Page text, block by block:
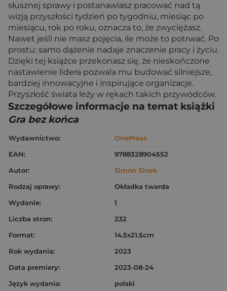
słusznej sprawy i postanawiasz pracować nad tą
wizją przyszłości tydzień po tygodniu, miesiąc po
miesiącu, rok po roku, oznacza to, że zwyciężasz.
Nawet jeśli nie masz pojęcia, ile może to potrwać. Po
prostu: samo dążenie nadaje znaczenie pracy i życiu.
Dzięki tej książce przekonasz się, że nieskończone
nastawienie lidera pozwala mu budować silniejsze,
bardziej innowacyjne i inspirujące organizacje.
Przyszłość świata leży w rękach takich przywódców.
Szczegółowe informacje na temat książki
Gra bez końca
Wydawnictwo:
OnePress
EAN:
9788328904552
Autor:
Simon Sinek
Rodzaj oprawy:
Okładka twarda
Wydanie:
1
Liczba stron:
232
Format:
14.5x21.5cm
Rok wydania:
2023
Data premiery:
2023-08-24
Język wydania:
polski